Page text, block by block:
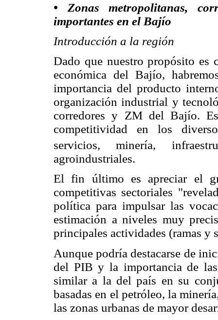
• Zonas metropolitanas,
importantes en el Bajío
Introducción a la región
Dado que nuestro propósito es
económica del Bajío,
importancia del producto
organización industrial y
corredores y ZM del Bajío.
competitividad en los
servicios, minería,
agroindustriales.
El fin último es apreciar el
competitivas sectoriales
política para impulsar las
estimación a niveles muy
principales actividades (ramas y
Aunque podría destacarse de
del PIB y la importancia de
similar a la del país en su
basadas en el petróleo, la
las zonas urbanas de mayor